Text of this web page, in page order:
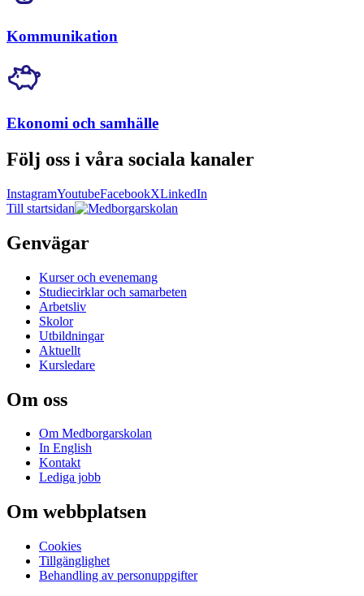
Kommunikation
Ekonomi och samhälle
Följ oss i våra sociala kanaler
InstagramYoutubeFacebookXLinkedIn
Till startsidan
Genvägar
Kurser och evenemang
Studiecirklar och samarbeten
Arbetsliv
Skolor
Utbildningar
Aktuellt
Kursledare
Om oss
Om Medborgarskolan
In English
Kontakt
Lediga jobb
Om webbplatsen
Cookies
Tillgänglighet
Behandling av personuppgifter